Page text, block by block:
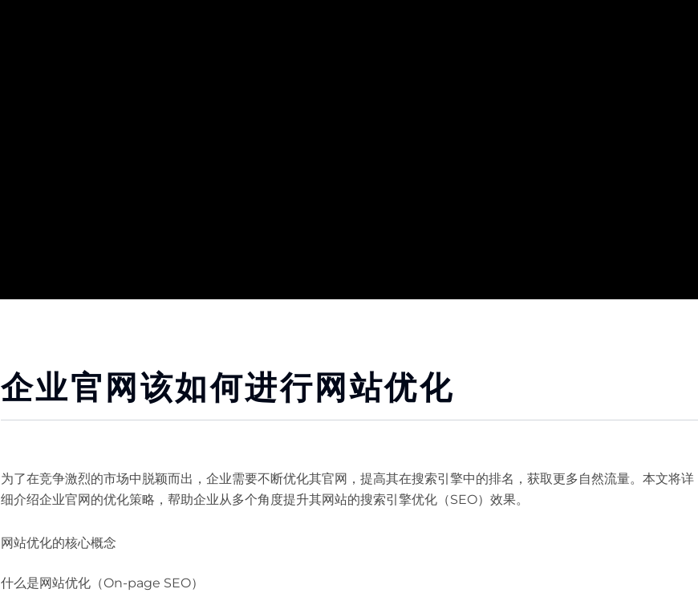
企业官网该如何进行网站优化
为了在竞争激烈的市场中脱颖而出，企业需要不断优化其官网，提高其在搜索引擎中的排名，获取更多自然流量。本文将详
细介绍企业官网的优化策略，帮助企业从多个角度提升其网站的搜索引擎优化（SEO）效果。
网站优化的核心概念
什么是网站优化（On-page SEO）